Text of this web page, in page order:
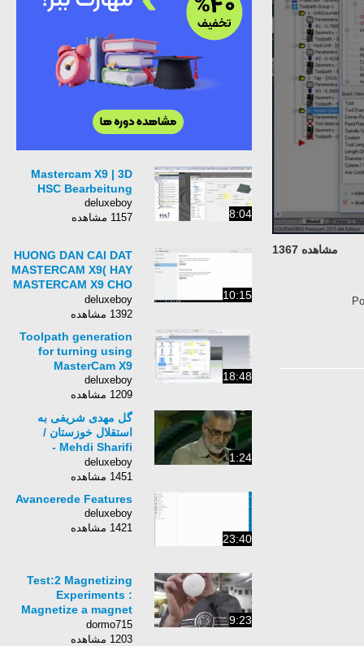
مشاهده 1367
8:04
Mastercam X9 | 3D
HSC Bearbeitung
deluxeboy
1157 مشاهده
10:15
HUONG DAN CAI DAT
MASTERCAM X9( HAY
MASTERCAM X9 CHO
SOLIDWORKS) TREN
WINDOW 10
deluxeboy
1392 مشاهده
18:48
Toolpath generation
for turning using
MasterCam X9
deluxeboy
1209 مشاهده
1:24
گل مهدی شریفی به
استقلال خوزستان /
Mehdi Sharifi‏ -
Sepahan 1-0
Esteghlal Khuzestan
deluxeboy
1451 مشاهده
23:40
Avancerede Features
deluxeboy
1421 مشاهده
9:23
Test:2 Magnetizing
Experiments :
Magnetize a magnet
Diametrically? (Air
Core)
dormo715
1203 مشاهده